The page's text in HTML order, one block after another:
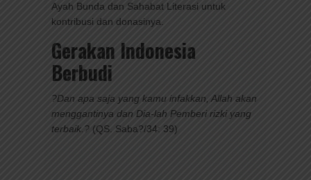
Ayah Bunda dan Sahabat Literasi untuk
kontribusi dan donasinya.
Gerakan Indonesia
Berbudi
?Dan apa saja yang kamu infakkan, Allah akan
menggantinya dan Dia-lah Pemberi rizki yang
terbaik.? (QS. Saba?/34: 39)